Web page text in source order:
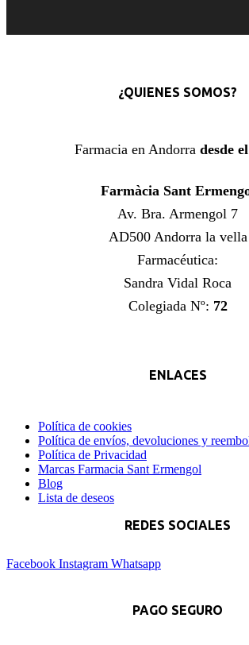
¿QUIENES SOMOS?
Farmacia en Andorra desde
Farmàcia Sant
Av. Bra. Armengol 7
AD500 Andorra la vella
Farmacéutica:
Sandra Vidal Roca
Colegiada Nº: 72
ENLACES
Política de cookies
Política de envíos, devoluciones y
Política de Privacidad
Marcas Farmacia Sant Ermengol
Blog
Lista de deseos
REDES SOCIALES
Facebook Instagram Whatsapp
PAGO SEGURO